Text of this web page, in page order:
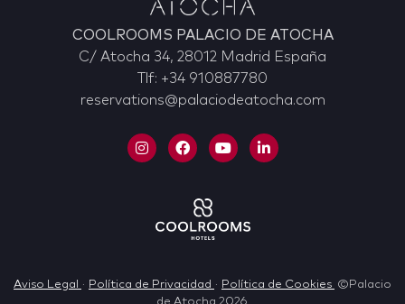
COOLROOMS PALACIO DE ATOCHA
C/ Atocha 34, 28012 Madrid España
Tlf: +34 910887780
reservations@palaciodeatocha.com
Aviso Legal · Política de Privacidad · Política de Cookies ©Palacio
de Atocha 2026.